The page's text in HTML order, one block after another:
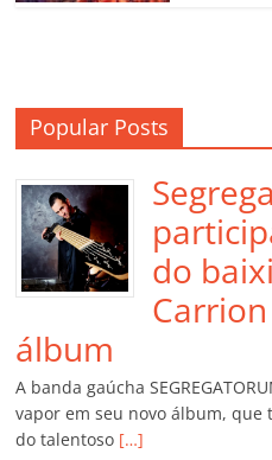
Popular Posts
do
álbum
A banda gaúcha
vapor em seu novo álbum,
do talentoso […]